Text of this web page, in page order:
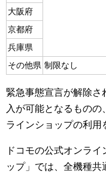
大阪府
京都府
兵庫県
その他県 制限なし
緊急事態宣言が解除
入が可能となるもの
ラインショップの利用
ドコモの公式オンラ
ップ」では、全機種